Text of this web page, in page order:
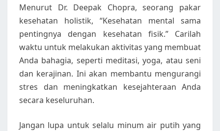
Menurut Dr. Deepak Chopra, seorang pakar
kesehatan holistik, “Kesehatan mental sama
pentingnya dengan kesehatan fisik.” Carilah
waktu untuk melakukan aktivitas yang membuat
Anda bahagia, seperti meditasi, yoga, atau seni
dan kerajinan. Ini akan membantu mengurangi
stres dan meningkatkan kesejahteraan Anda
secara keseluruhan.
Jangan lupa untuk selalu minum air putih yang